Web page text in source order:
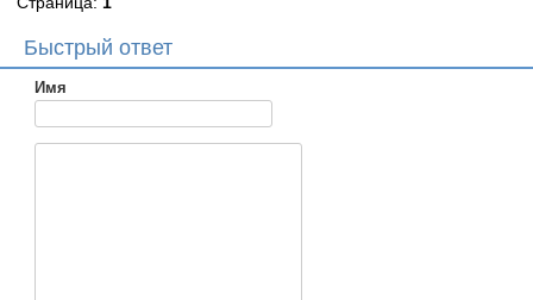
Быстрый ответ
Имя